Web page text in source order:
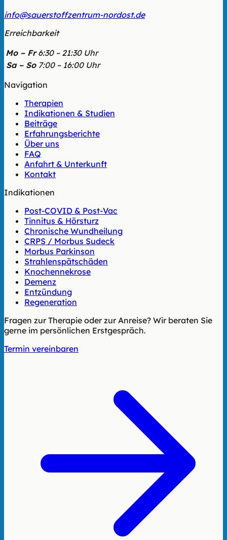
info@sauerstoffzentrum-nordost.de
Erreichbarkeit
Mo – Fr 6:30 – 21:30 Uhr
Sa – So 7:00 – 16:00 Uhr
Navigation
Therapien
Indikationen & Studien
Beiträge
Erfahrungsberichte
Über uns
FAQ
Anfahrt & Unterkunft
Kontakt
Indikationen
Post-COVID & Post-Vac
Tinnitus & Hörsturz
Chronische Wundheilung
CRPS / Morbus Sudeck
Morbus Parkinson
Strahlenspätschäden
Knochennekrose
Demenz
Entzündung
Regeneration
Fragen zur Therapie oder zur Anreise? Wir beraten Sie
gerne im persönlichen Erstgespräch.
Termin vereinbaren